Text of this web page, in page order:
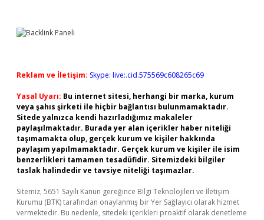
Reklam ve İletişim: Skype: live:.cid.575569c608265c69
Yasal Uyarı: Bu internet sitesi, herhangi bir marka, kurum
veya şahıs şirketi ile hiçbir bağlantısı bulunmamaktadır.
Sitede yalnızca kendi hazırladığımız makaleler
paylaşılmaktadır. Burada yer alan içerikler haber niteliği
taşımamakta olup, gerçek kurum ve kişiler hakkında
paylaşım yapılmamaktadır. Gerçek kurum ve kişiler ile isim
benzerlikleri tamamen tesadüfidir. Sitemizdeki bilgiler
taslak halindedir ve tavsiye niteliği taşımazlar.
Sitemiz, 5651 Sayılı Kanun gereğince Bilgi Teknolojileri ve İletişim
Kurumu (BTK) tarafından onaylanmış bir Yer Sağlayıcı olarak hizmet
vermektedir. Bu nedenle, sitedeki içerikleri proaktif olarak denetleme